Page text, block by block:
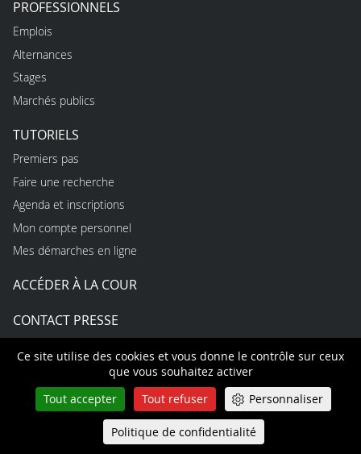
Ce site utilise des cookies et vous donne le contrôle sur ceux
que vous souhaitez activer
Tout accepter
Tout refuser Personnaliser
Politique de confidentialité
PROFESSIONNELS
Emplois
Alternances
Stages
Marchés publics
TUTORIELS
Premiers pas
Faire une recherche
Agenda et inscriptions
Mon compte personnel
Mes démarches en ligne
ACCÉDER À LA COUR
CONTACT PRESSE
USAGES
Règles d’utilisation du site
Protection des données personnelles
Accessibilité non conforme
Queue-Fair